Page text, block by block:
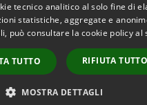
Copyright © 2026
Chiari •
Municipium•
tecnico analitico al solo fine di
statistiche, aggregate e
può consultare la cookie policy al
TUTTO RIFIUTA TUTTO
MOSTRA DETTAGLI